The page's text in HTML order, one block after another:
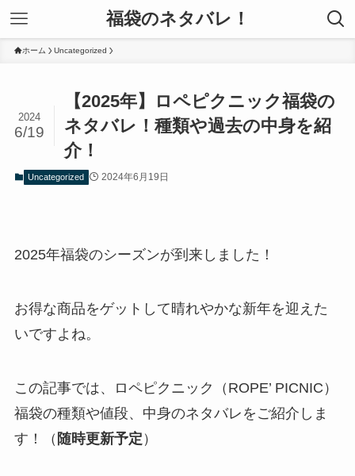
福袋のネタバレ！
ホーム Uncategorized
【2025年】ロペピクニック福袋の
ネタバレ！種類や過去の中身を紹
介！
2024
6/19
Uncategorized 2024年6月19日
2025年福袋のシーズンが到来しました！
お得な商品をゲットして晴れやかな新年を迎えた
いですよね。
この記事では、ロペピクニック（ROPE’ PICNIC）
福袋の種類や値段、中身のネタバレをご紹介しま
す！（ 随時更新予定 ）